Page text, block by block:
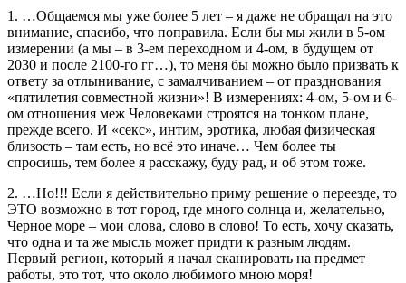
1. …Общаемся мы уже более 5 лет – я даже не обращал на это
внимание, спасибо, что поправила. Если бы мы жили в 5-ом
измерении (а мы – в 3-ем переходном и 4-ом, в будущем от
2030 и после 2100-го гг…), то меня бы можно было призвать к
ответу за отлынивание, с замалчиванием – от празднования
«пятилетия совместной жизни»! В измерениях: 4-ом, 5-ом и 6-
ом отношения меж Человеками строятся на тонком плане,
прежде всего. И «секс», интим, эротика, любая физическая
близость – там есть, но всё это иначе… Чем более ты
спросишь, тем более я расскажу, буду рад, и об этом тоже.
2. …Но!!! Если я действительно приму решение о переезде, то
ЭТО возможно в тот город, где много солнца и, желательно,
Черное море – мои слова, слово в слово! То есть, хочу сказать,
что одна и та же мысль может придти к разным людям.
Первый регион, который я начал сканировать на предмет
работы, это тот, что около любимого мною моря!